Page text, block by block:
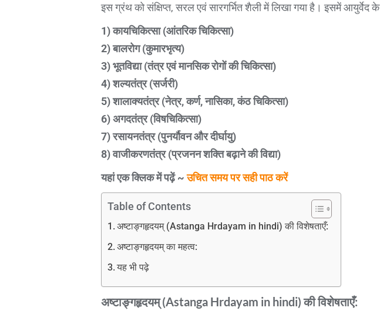
इस ग्रंथ को संक्षिप्त, सरल एवं सारगर्भित शैली में लिखा गया है। इसमें आयुर्वेद
1) कायचिकित्सा (आंतरिक चिकित्सा)
2) बालरोग (कुमारभृत्य)
3) भूतविद्या (तंत्र एवं मानसिक रोगों की चिकित्सा)
4) शल्यतंत्र (सर्जरी)
5) शालाक्यतंत्र (नेत्र, कर्ण, नासिका, कंठ चिकित्सा)
6) अगदतंत्र (विषचिकित्सा)
7) रसायनतंत्र (पुनर्यौवन और दीर्घायु)
8) वाजीकरणतंत्र (प्रजनन शक्ति बढ़ाने की विद्या)
यहां एक क्लिक में पढ़ें ~उचित समय पर सही पाठ करें
Table of Contents
अष्टाङ्गहृदयम् (Astanga Hrdayam in hindi) की विशेषताएँ:
अष्टाङ्गहृदयम् का महत्व:
यह भी पढ़े
अष्टाङ्गहृदयम् (Astanga Hrdayam in hindi) की विशेषताएँ: